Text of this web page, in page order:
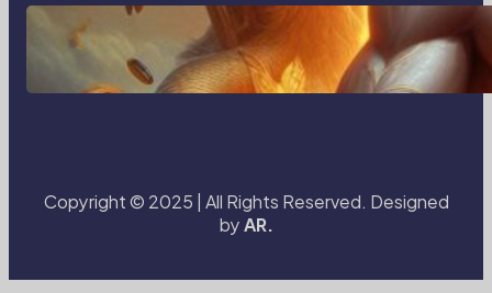
Transformasi Media Visual di Era
Digital: Bagaimana Fotografi dan
Cerita Visual Membentuk Cara Kita
Copyright © 2025 | All Rights Reserved. Designed
byAR.